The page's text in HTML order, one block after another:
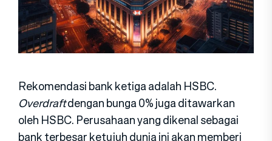
Rekomendasi bank ketiga adalah HSBC.
Overdraftdengan bunga 0% juga ditawarkan
oleh HSBC. Perusahaan yang dikenal sebagai
bank terbesar ketujuh dunia ini akan memberi